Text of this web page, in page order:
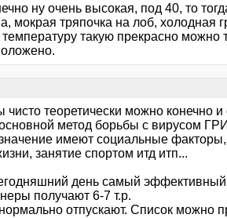
ну очень высокая, под 40, то
мокрая тряпочка на лоб, холодная
температуру такую прекрасно можно
чисто теоретически можно конечно
основной метод борьбы с вирусом
имеют социальные
занятие спортом итд итп...
день самый эффективный
получают 6-7 т.р.
отпускают. Список можно